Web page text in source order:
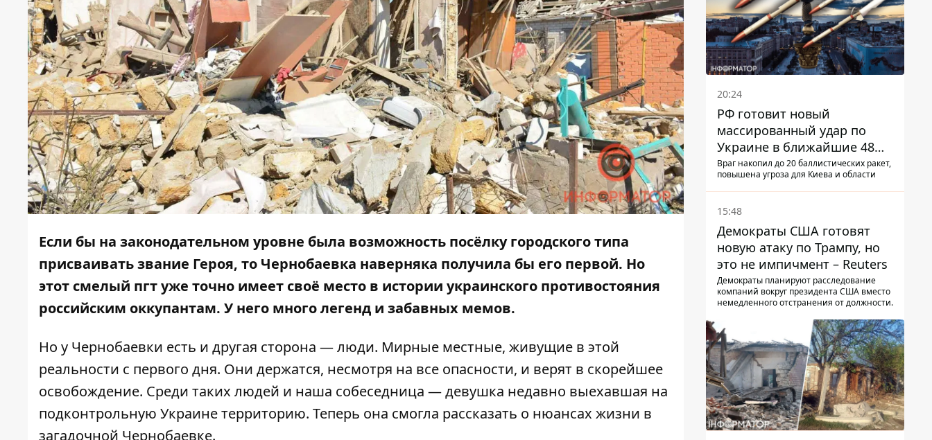
Если бы на законодательном уровне была возможность посёлку городского типа
присваивать звание Героя, то Чернобаевка наверняка получила бы его первой. Но
этот смелый пгт уже точно имеет своё место в истории украинского противостояния
российским оккупантам. У него много легенд и забавных мемов.
Но у Чернобаевки есть и другая сторона — люди. Мирные местные, живущие в этой
реальности с первого дня. Они держатся, несмотря на все опасности, и верят в скорейшее
освобождение. Среди таких людей и наша собеседница — девушка недавно выехавшая на
подконтрольную Украине территорию. Теперь она смогла рассказать о нюансах жизни в
загадочной Чернобаевке.
20:24
РФ готовит новый
массированный удар по
Украине в ближайшие 48
часов – разведка США
Враг накопил до 20 баллистических ракет,
повышена угроза для Киева и области
15:48
Демократы США готовят
новую атаку по Трампу, но
это не импичмент – Reuters
Демократы планируют расследование
компаний вокруг президента США вместо
немедленного отстранения от должности.